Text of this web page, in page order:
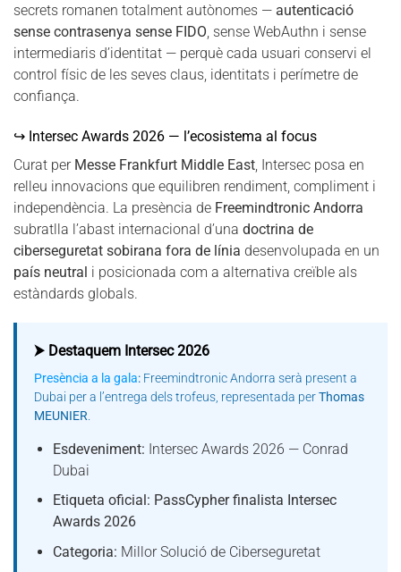
secrets romanen totalment autònomes — autenticació
sense contrasenya sense FIDO, sense WebAuthn i sense
intermediaris d’identitat — perquè cada usuari conservi el
control físic de les seves claus, identitats i perímetre de
confiança.
↪ Intersec Awards 2026 — l’ecosistema al focus
Curat per Messe Frankfurt Middle East , Intersec posa en
relleu innovacions que equilibren rendiment, compliment i
independència. La presència de Freemindtronic Andorra
subratlla l’abast internacional d’una doctrina de
ciberseguretat sobirana fora de línia desenvolupada en un
país neutral i posicionada com a alternativa creïble als
estàndards globals.
⮞ Destaquem Intersec 2026
Presència a la gala: Freemindtronic Andorra serà present a
Dubai per a l’entrega dels trofeus, representada perThomas
MEUNIER.
Esdeveniment: Intersec Awards 2026 — Conrad
Dubai
Etiqueta oficial: PassCypher finalista Intersec
Awards 2026
Categoria: Millor Solució de Ciberseguretat